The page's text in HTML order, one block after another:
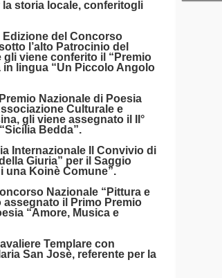
storia locale, conferitogli
Edizione del Concorso
l’alto Patrocinio del
gli viene conferito il “Premio
in lingua “Un Piccolo Angolo
Nazionale di Poesia
Culturale e
gli viene assegnato il II°
Bedda”.
Internazionale Il Convivio di
Giuria” per il Saggio
una Koinè Comune”.
Nazionale “Pittura e
assegnato il Primo Premio
“Amore, Musica e
Templare con
San Josè, referente per la